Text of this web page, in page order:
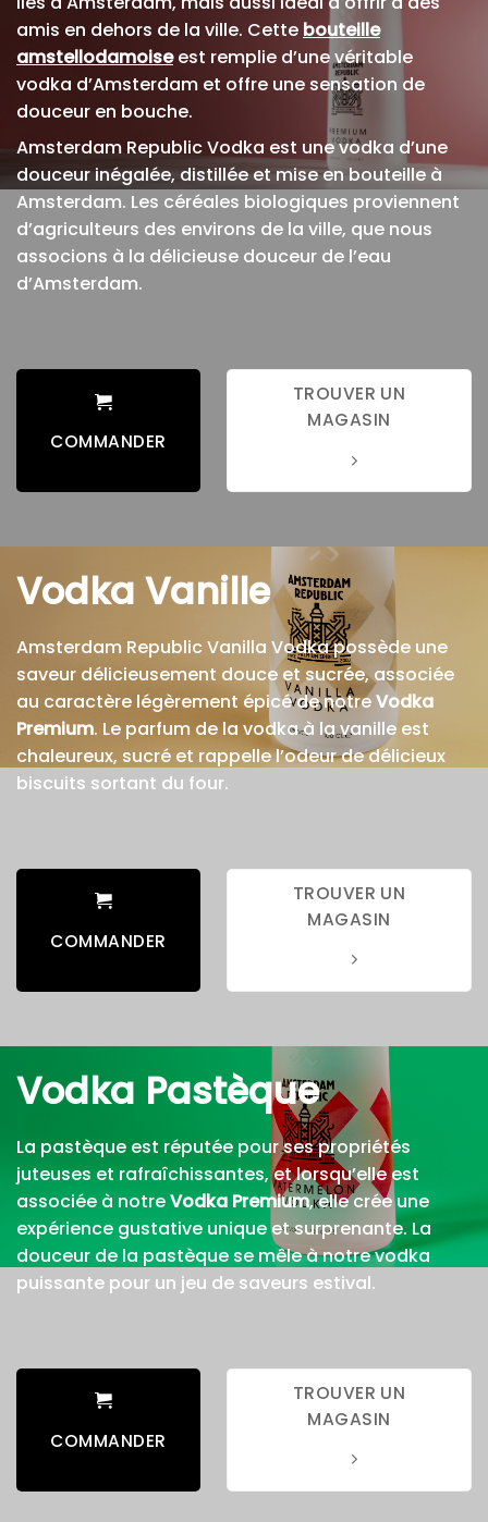
amis en dehors de la ville. Cette bouteille
amstellodamoiseest remplie d’une véritable
vodka d’Amsterdam et offre une sensation de
douceur en bouche.
Amsterdam Republic Vodka est une vodka d’une
douceur inégalée, distillée et mise en bouteille à
Amsterdam. Les céréales biologiques proviennent
d’agriculteurs des environs de la ville, que nous
associons à la délicieuse douceur de l’eau
d’Amsterdam.
COMMANDER
TROUVER UN
MAGASIN
Vodka Vanille
Amsterdam Republic Vanilla Vodka possède une
saveur délicieusement douce et sucrée, associée
au caractère légèrement épicé de notreVodka
Premium. Le parfum de la vodka à la vanille est
chaleureux, sucré et rappelle l’odeur de délicieux
biscuits sortant du four.
COMMANDER
TROUVER UN
MAGASIN
Vodka Pastèque
La pastèque est réputée pour ses propriétés
juteuses et rafraîchissantes, et lorsqu’elle est
associée à notreVodka Premium, elle crée une
expérience gustative unique et surprenante. La
douceur de la pastèque se mêle à notre vodka
puissante pour un jeu de saveurs estival.
COMMANDER
TROUVER UN
MAGASIN